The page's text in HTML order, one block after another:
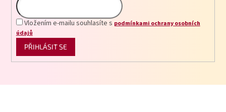
Vložením e-mailu souhlasíte s podmínkami ochrany osobních
údajů
PŘIHLÁSIT SE